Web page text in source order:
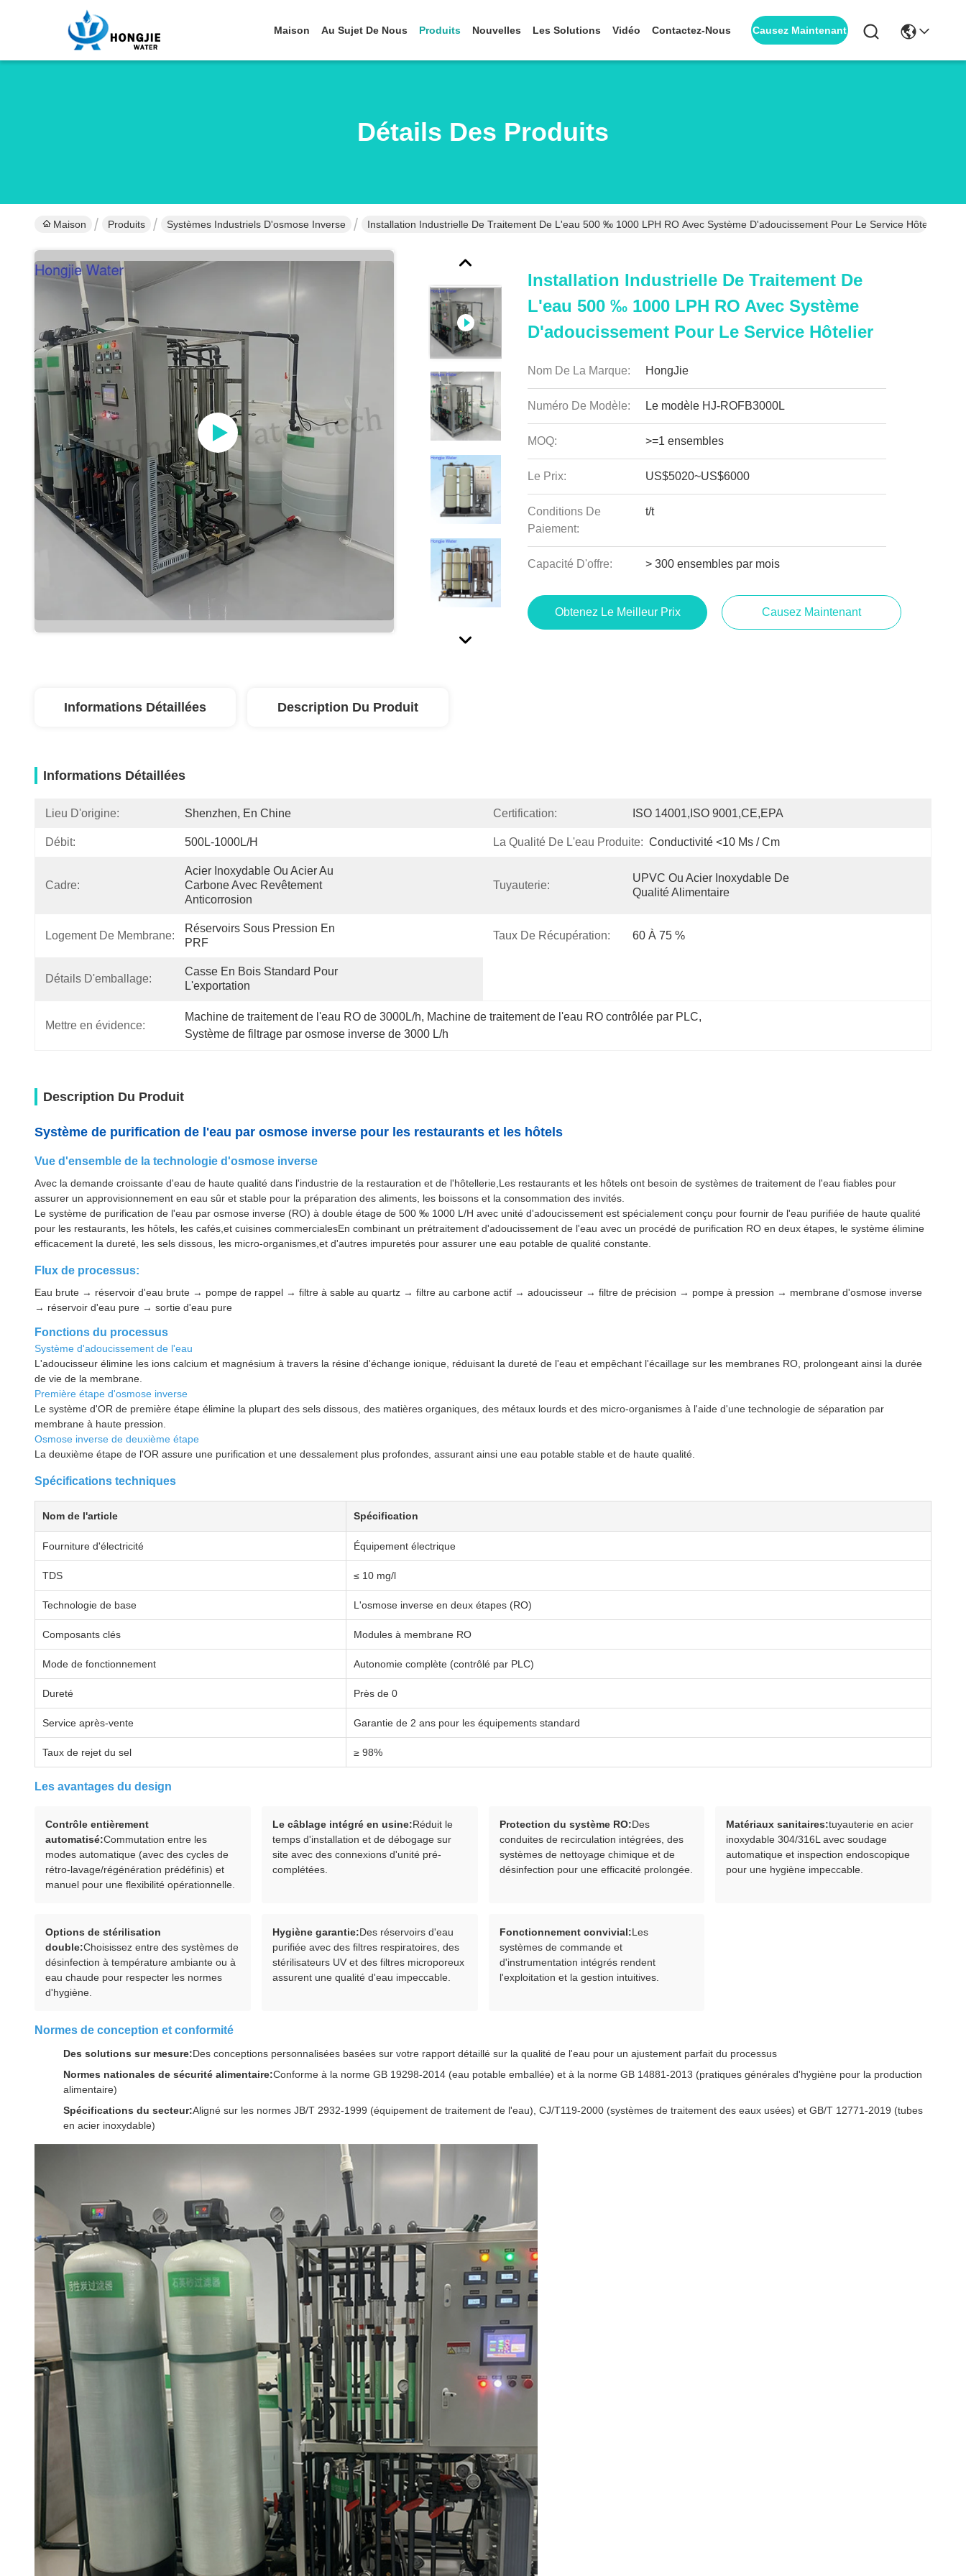
Maison Au Sujet De Nous Produits Nouvelles Les Solutions Vidéo Contactez-Nous Causez Maintenant
Détails Des Produits
Maison Produits Systèmes Industriels D'osmose Inverse Installation Industrielle De Traitement De L'eau 500 ‰ 1000 LPH RO Avec Système D'adoucissement Pour Le Service Hôtelier
Installation Industrielle De Traitement De
L'eau 500 ‰ 1000 LPH RO Avec Système
D'adoucissement Pour Le Service Hôtelier
Nom De La Marque: HongJie
Numéro De Modèle: Le modèle HJ-ROFB3000L
MOQ: >=1 ensembles
Le Prix: US$5020~US$6000
Conditions De
Paiement:
t/t
Capacité D'offre: > 300 ensembles par mois
Obtenez Le Meilleur Prix Causez Maintenant
Informations Détaillées Description Du Produit
Informations Détaillées
Lieu D'origine: Shenzhen, En Chine Certification: ISO 14001,ISO 9001,CE,EPA
Débit: 500L-1000L/H La Qualité De L'eau Produite: Conductivité <10 Μs / Cm
Cadre:
Acier Inoxydable Ou Acier Au
Carbone Avec Revêtement
Anticorrosion
Tuyauterie:
UPVC Ou Acier Inoxydable De
Qualité Alimentaire
Logement De Membrane:
Réservoirs Sous Pression En
PRF
Taux De Récupération: 60 À 75 %
Détails D'emballage:
Casse En Bois Standard Pour
L'exportation
Mettre en évidence:
Machine de traitement de l'eau RO de 3000L/h, Machine de traitement de l'eau RO contrôlée par PLC,
Système de filtrage par osmose inverse de 3000 L/h
Description Du Produit
Système de purification de l'eau par osmose inverse pour les restaurants et les hôtels
Vue d'ensemble de la technologie d'osmose inverse
Avec la demande croissante d'eau de haute qualité dans l'industrie de la restauration et de l'hôtellerie,Les restaurants et les hôtels ont besoin de systèmes de traitement de l'eau fiables pour
assurer un approvisionnement en eau sûr et stable pour la préparation des aliments, les boissons et la consommation des invités.
Le système de purification de l'eau par osmose inverse (RO) à double étage de 500 ‰ 1000 L/H avec unité d'adoucissement est spécialement conçu pour fournir de l'eau purifiée de haute qualité
pour les restaurants, les hôtels, les cafés,et cuisines commercialesEn combinant un prétraitement d'adoucissement de l'eau avec un procédé de purification RO en deux étapes, le système élimine
efficacement la dureté, les sels dissous, les micro-organismes,et d'autres impuretés pour assurer une eau potable de qualité constante.
Flux de processus:
Eau brute → réservoir d'eau brute → pompe de rappel → filtre à sable au quartz → filtre au carbone actif → adoucisseur → filtre de précision → pompe à pression → membrane d'osmose inverse
→ réservoir d'eau pure → sortie d'eau pure
Fonctions du processus
Système d'adoucissement de l'eau
L'adoucisseur élimine les ions calcium et magnésium à travers la résine d'échange ionique, réduisant la dureté de l'eau et empêchant l'écaillage sur les membranes RO, prolongeant ainsi la durée
de vie de la membrane.
Première étape d'osmose inverse
Le système d'OR de première étape élimine la plupart des sels dissous, des matières organiques, des métaux lourds et des micro-organismes à l'aide d'une technologie de séparation par
membrane à haute pression.
Osmose inverse de deuxième étape
La deuxième étape de l'OR assure une purification et une dessalement plus profondes, assurant ainsi une eau potable stable et de haute qualité.
Spécifications techniques
Nom de l'article Spécification
Fourniture d'électricité Équipement électrique
TDS ≤ 10 mg/l
Technologie de base L'osmose inverse en deux étapes (RO)
Composants clés Modules à membrane RO
Mode de fonctionnement Autonomie complète (contrôlé par PLC)
Dureté Près de 0
Service après-vente Garantie de 2 ans pour les équipements standard
Taux de rejet du sel ≥ 98%
Les avantages du design
Contrôle entièrement
automatisé:Commutation entre les
modes automatique (avec des cycles de
rétro-lavage/régénération prédéfinis) et
manuel pour une flexibilité opérationnelle.
Le câblage intégré en usine:Réduit le
temps d'installation et de débogage sur
site avec des connexions d'unité pré-
complétées.
Protection du système RO:Des
conduites de recirculation intégrées, des
systèmes de nettoyage chimique et de
désinfection pour une efficacité prolongée.
Matériaux sanitaires:tuyauterie en acier
inoxydable 304/316L avec soudage
automatique et inspection endoscopique
pour une hygiène impeccable.
Options de stérilisation
double:Choisissez entre des systèmes de
désinfection à température ambiante ou à
eau chaude pour respecter les normes
d'hygiène.
Hygiène garantie:Des réservoirs d'eau
purifiée avec des filtres respiratoires, des
stérilisateurs UV et des filtres microporeux
assurent une qualité d'eau impeccable.
Fonctionnement convivial:Les
systèmes de commande et
d'instrumentation intégrés rendent
l'exploitation et la gestion intuitives.
Normes de conception et conformité
Des solutions sur mesure:Des conceptions personnalisées basées sur votre rapport détaillé sur la qualité de l'eau pour un ajustement parfait du processus
Normes nationales de sécurité alimentaire:Conforme à la norme GB 19298-2014 (eau potable emballée) et à la norme GB 14881-2013 (pratiques générales d'hygiène pour la production
alimentaire)
Spécifications du secteur:Aligné sur les normes JB/T 2932-1999 (équipement de traitement de l'eau), CJ/T119-2000 (systèmes de traitement des eaux usées) et GB/T 12771-2019 (tubes
en acier inoxydable)